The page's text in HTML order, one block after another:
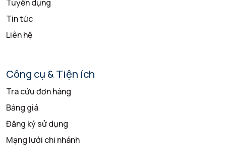
Tuyển dụng
Tin tức
Liên hệ
Công cụ & Tiện ích
Tra cứu đơn hàng
Bảng giá
Đăng ký sử dụng
Mạng lưới chi nhánh